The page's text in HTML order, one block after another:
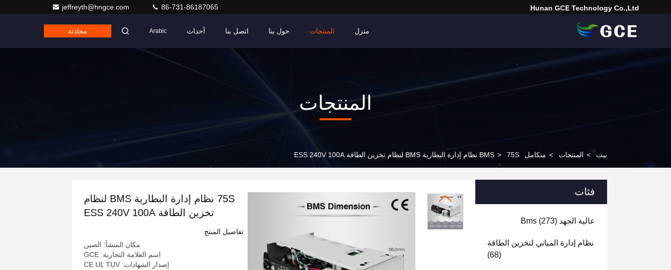
Hunan GCE Technology Co.,Ltd
jeffreyth@hngce.com 86-731-86187065
منزل المنتجات حول بنا اتصل بنا أحداث Arabic محادثة
المنتجات
بيت > المنتجات > متكامل BMS > 75S نظام إدارة البطارية BMS لنظام تخزين الطاقة ESS 240V 100A
فئات
عالية الجهد Bms (273)
نظام إدارة المباني لتخزين الطاقة
(68)
75S نظام إدارة البطارية BMS لنظام
تخزين الطاقة ESS 240V 100A
تفاصيل المنتج
مكان المنشأ: الصين
اسم العلامة التجارية: GCE
إصدار الشهادات: CE UL TUV